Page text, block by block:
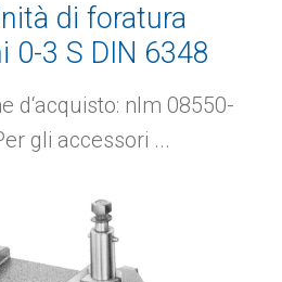
di foratura
0-3 S DIN 6348
d‘acquisto: nlm 08550-
gli accessori ...